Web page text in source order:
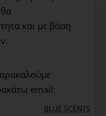
θα
και με βάση
email:
σταφυλιού. Ο
σε συνδυασμό με
πανθενόλη και
αίσθηση
ΜεBLUE SCENTS